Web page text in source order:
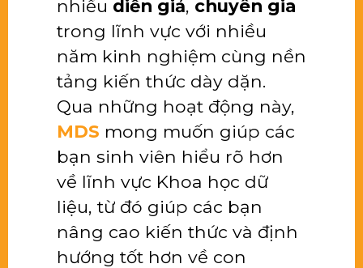
nhiều diễn giả, chuyên gia
trong lĩnh vực với nhiều
năm kinh nghiệm cùng nền
tảng kiến thức dày dặn.
Qua những hoạt động này,
MDS mong muốn giúp các
bạn sinh viên hiểu rõ hơn
về lĩnh vực Khoa học dữ
liệu, từ đó giúp các bạn
nâng cao kiến thức và định
hướng tốt hơn về con